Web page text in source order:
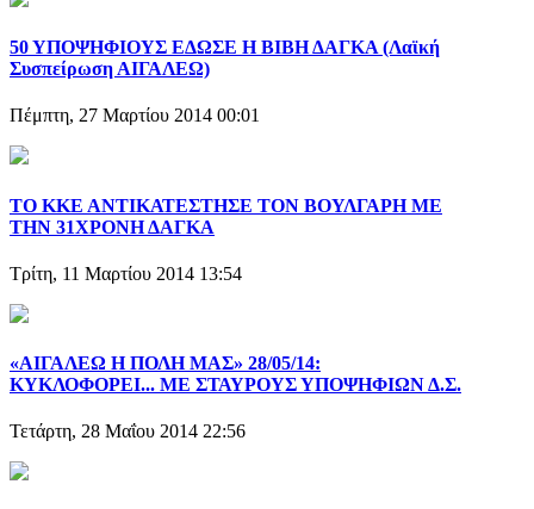
50 ΥΠΟΨΗΦΙΟΥΣ ΕΔΩΣΕ Η ΒΙΒΗ ΔΑΓΚΑ (Λαϊκή
Συσπείρωση ΑΙΓΑΛΕΩ)
Πέμπτη, 27 Μαρτίου 2014 00:01
ΤΟ ΚΚΕ ΑΝΤΙΚΑΤΕΣΤΗΣΕ ΤΟΝ ΒΟΥΛΓΑΡΗ ΜΕ
ΤΗΝ 31ΧΡΟΝΗ ΔΑΓΚΑ
Τρίτη, 11 Μαρτίου 2014 13:54
«ΑΙΓΑΛΕΩ Η ΠΟΛΗ ΜΑΣ» 28/05/14:
ΚΥΚΛΟΦΟΡΕΙ... ΜΕ ΣΤΑΥΡΟΥΣ ΥΠΟΨΗΦΙΩΝ Δ.Σ.
Τετάρτη, 28 Μαΐου 2014 22:56